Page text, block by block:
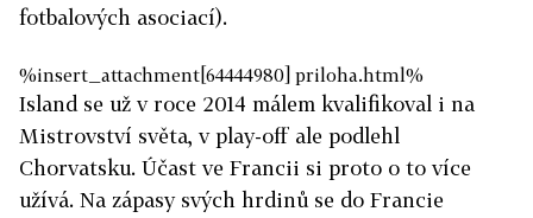
fotbalových asociací).
%insert_attachment[64444980] priloha.html%
Island se už v roce 2014 málem kvalifikoval i na
Mistrovství světa, v play-off ale podlehl
Chorvatsku. Účast ve Francii si proto o to více
užívá. Na zápasy svých hrdinů se do Francie